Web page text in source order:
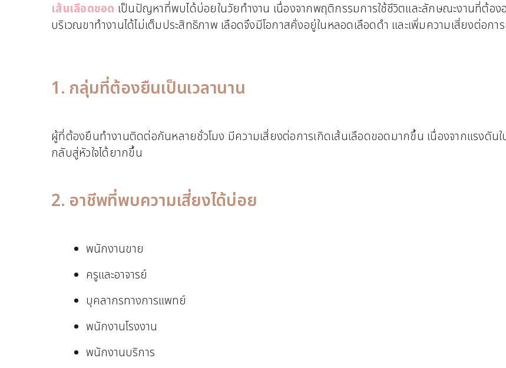
เส้นเลือดขอด เป็นปัญหาที่พบได้บ่อยในวัยทำงาน เนื่องจากพฤติกรรมการใช้ชีวิตและลักษณะงานที่ต้องอ
บริเวณขาทำงานได้ไม่เต็มประสิทธิภาพ เลือดจึงมีโอกาสคั่งอยู่ในหลอดเลือดดำ และเพิ่มความเสี่ยงต่อกา
1. กลุ่มที่ต้องยืนเป็นเวลานาน
ผู้ที่ต้องยืนทำงานติดต่อกันหลายชั่วโมง มีความเสี่ยงต่อการเกิดเส้นเลือดขอดมากขึ้น เนื่องจากแรงดันใ
กลับสู่หัวใจได้ยากขึ้น
2. อาชีพที่พบความเสี่ยงได้บ่อย
พนักงานขาย
ครูและอาจารย์
บุคลากรทางการแพทย์
พนักงานโรงงาน
พนักงานบริการ